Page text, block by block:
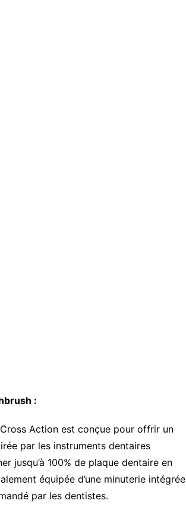
:
Action est conçue pour offrir un
par les instruments dentaires
jusqu’à 100% de plaque dentaire en
équipée d’une minuterie intégrée
par les dentistes.